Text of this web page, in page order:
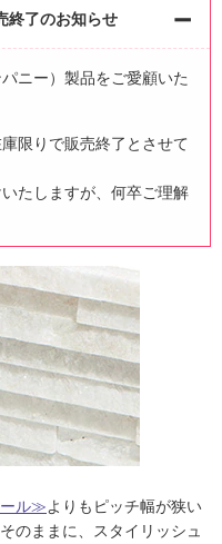
終了のお知らせ
ニー）製品をご愛顧いた
限りで販売終了とさせて
たしますが、何卒ご理解
ル≫よりもピッチ幅が狭い
のままに、スタイリッシュ